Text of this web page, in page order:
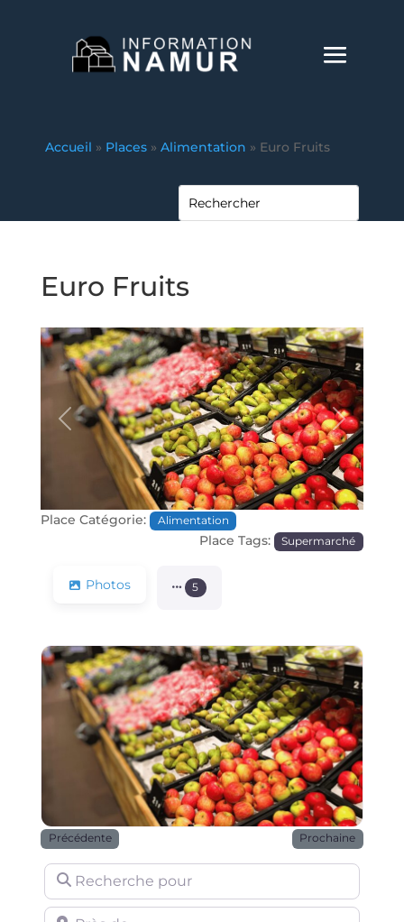
Accueil » Places » Alimentation » Euro Fruits
Euro Fruits
Précédente Prochaine
Place Catégorie: Alimentation
Place Tags: Supermarché
Photos 5
Précédente Prochaine
Recherche pour
Près de